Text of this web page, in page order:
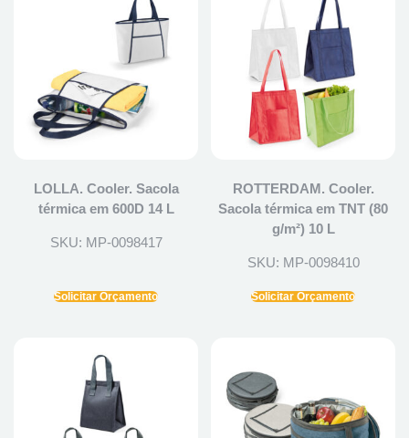
LOLLA. Cooler. Sacola
térmica em 600D 14 L
SKU: MP-0098417
Solicitar Orçamento
ROTTERDAM. Cooler.
Sacola térmica em TNT (80
g/m²) 10 L
SKU: MP-0098410
Solicitar Orçamento